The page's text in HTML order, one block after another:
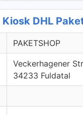
DHL
PAKETSHOP
Veckerhagener
34233 Fuldatal